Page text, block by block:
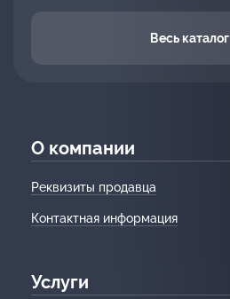
Весь каталог
О компании
Реквизиты продавца
Контактная информация
Услуги